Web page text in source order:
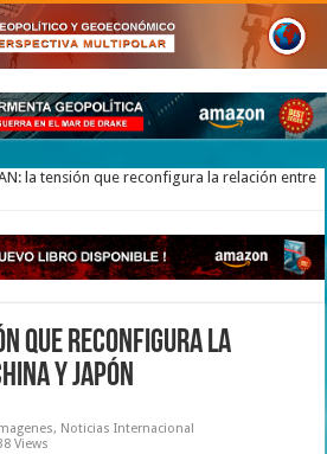
la tensión que reconfigura la relación entre
que reconfigura la
y Japón
, Noticias Internacional
Views